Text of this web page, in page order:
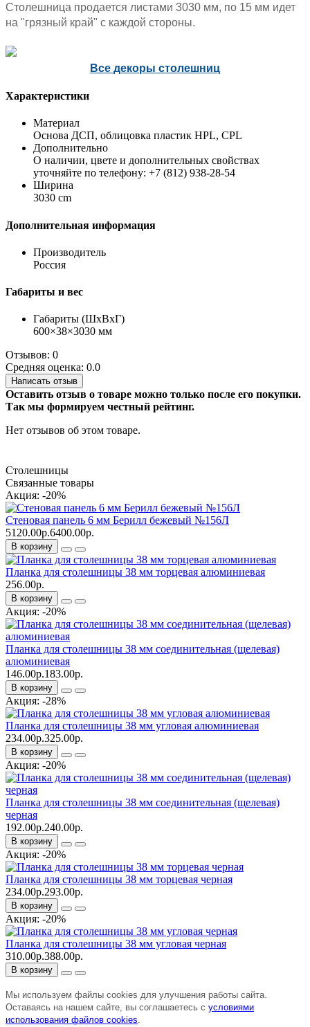
Столешница продается листами 3030 мм, по 15 мм идет
на "грязный край" с каждой стороны.
Все декоры столешниц
Характеристики
Материал
Основа ДСП, облицовка пластик HPL, CPL
Дополнительно
О наличии, цвете и дополнительных свойствах
уточняйте по телефону: +7 (812) 938-28-54
Ширина
3030 cm
Дополнительная информация
Производитель
Россия
Габариты и вес
Габариты (ШхВхГ)
600×38×3030 мм
Отзывов: 0
Средняя оценка: 0.0
Написать отзыв
Оставить отзыв о товаре можно только после его покупки.
Так мы формируем честный рейтинг.
Нет отзывов об этом товаре.
Столешницы
Связанные товары
Акция: -20%
Стеновая панель 6 мм Берилл бежевый №156Л
5120.00р.6400.00р.
В корзину
Планка для столешницы 38 мм торцевая алюминиевая
256.00р.
В корзину
Акция: -20%
Планка для столешницы 38 мм соединительная (щелевая)
алюминиевая
146.00р.183.00р.
В корзину
Акция: -28%
Планка для столешницы 38 мм угловая алюминиевая
234.00р.325.00р.
В корзину
Акция: -20%
Планка для столешницы 38 мм соединительная (щелевая)
черная
192.00р.240.00р.
В корзину
Акция: -20%
Планка для столешницы 38 мм торцевая черная
234.00р.293.00р.
В корзину
Акция: -20%
Планка для столешницы 38 мм угловая черная
310.00р.388.00р.
В корзину
Мы используем файлы cookies для улучшения работы сайта.
Оставаясь на нашем сайте, вы соглашаетесь с условиями
использования файлов cookies.